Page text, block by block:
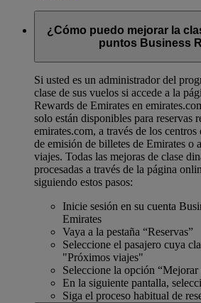
¿Cómo puedo mejorar la
puntos Business
Si usted es un administrador del
clase de sus vuelos si accede a la
Rewards de Emirates en
solo están disponibles para reservas
emirates.com, a través de los
de emisión de billetes de Emirates o
viajes. Todas las mejoras de clase
procesadas a través de la página
siguiendo estos pasos:
Inicie sesión en su cuenta
Emirates
Vaya a la pestaña “Reservas”
Seleccione el pasajero cuya
"Próximos viajes"
Seleccione la opción “Mejorar
En la siguiente pantalla,
Siga el proceso habitual de